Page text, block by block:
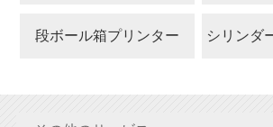
段ボール箱プリンター